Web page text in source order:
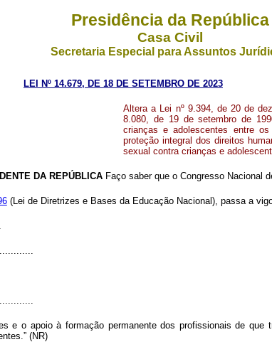
Presidência da República
Casa Civil
Secretaria Especial para Assuntos
LEI Nº 14.679, DE 18 DE SETEMBRO DE 2023
Altera a Lei nº 9.394, de 20 de
8.080, de 19 de setembro de
crianças e adolescentes entre
proteção integral dos direitos
sexual contra crianças e
DA REPÚBLICAFaço saber que o Congresso Nacional
(Lei de Diretrizes e Bases da Educação Nacional), passa a
e o apoio à formação permanente dos profissionais de que
(NR)